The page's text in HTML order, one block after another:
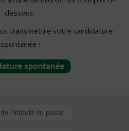
dessous.
transmettre votre candidature
spontanée !